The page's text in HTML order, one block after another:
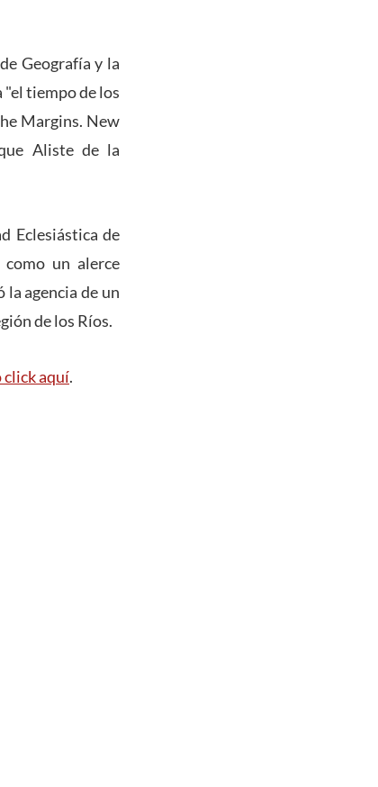
Geografía y la
"el tiempo de los
Margins. New
Aliste de la
Eclesiástica de
un alerce
agencia de un
de los Ríos.
click aquí.